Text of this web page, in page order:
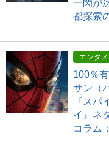
一閃が
都探索
エンタメ
100％
サン（
『スパ
イ』ネ
コラム